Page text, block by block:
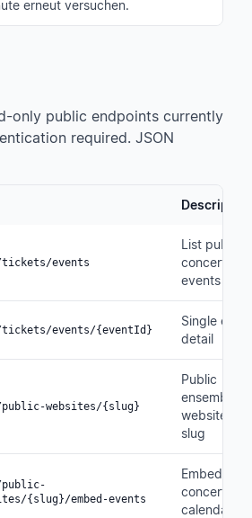
erneut versuchen.
only public endpoints currently
required. JSON
Description
events
List public
concert
events
events/{eventId}
Single
detail
websites/{slug}
Public
ensemble
website by
slug
{slug}/embed-events
concert
calendar